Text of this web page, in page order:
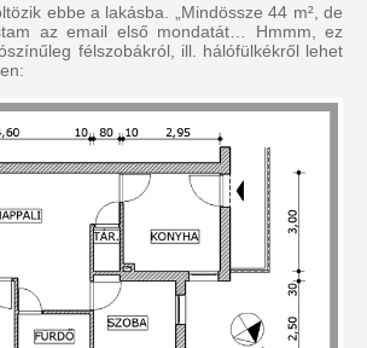
ebbe a lakásba. „Mindössze 44 m², de
az email első mondatát… Hmmm, ez
félszobákról, ill. hálófülkékről lehet